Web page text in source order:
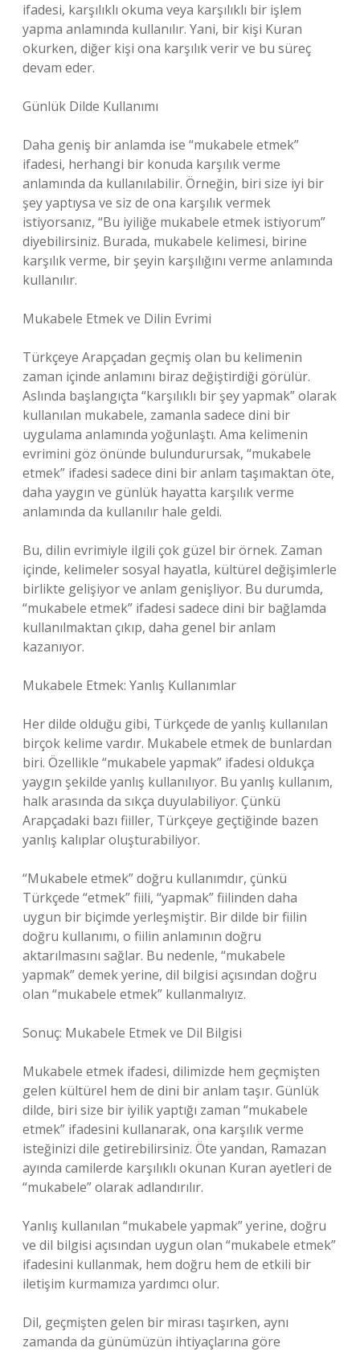
ifadesi, karşılıklı okuma veya karşılıklı bir işlem
yapma anlamında kullanılır. Yani, bir kişi Kuran
okurken, diğer kişi ona karşılık verir ve bu süreç
devam eder.
Günlük Dilde Kullanımı
Daha geniş bir anlamda ise “mukabele etmek”
ifadesi, herhangi bir konuda karşılık verme
anlamında da kullanılabilir. Örneğin, biri size iyi bir
şey yaptıysa ve siz de ona karşılık vermek
istiyorsanız, “Bu iyiliğe mukabele etmek istiyorum”
diyebilirsiniz. Burada, mukabele kelimesi, birine
karşılık verme, bir şeyin karşılığını verme anlamında
kullanılır.
Mukabele Etmek ve Dilin Evrimi
Türkçeye Arapçadan geçmiş olan bu kelimenin
zaman içinde anlamını biraz değiştirdiği görülür.
Aslında başlangıçta “karşılıklı bir şey yapmak” olarak
kullanılan mukabele, zamanla sadece dini bir
uygulama anlamında yoğunlaştı. Ama kelimenin
evrimini göz önünde bulundurursak, “mukabele
etmek” ifadesi sadece dini bir anlam taşımaktan öte,
daha yaygın ve günlük hayatta karşılık verme
anlamında da kullanılır hale geldi.
Bu, dilin evrimiyle ilgili çok güzel bir örnek. Zaman
içinde, kelimeler sosyal hayatla, kültürel değişimlerle
birlikte gelişiyor ve anlam genişliyor. Bu durumda,
“mukabele etmek” ifadesi sadece dini bir bağlamda
kullanılmaktan çıkıp, daha genel bir anlam
kazanıyor.
Mukabele Etmek: Yanlış Kullanımlar
Her dilde olduğu gibi, Türkçede de yanlış kullanılan
birçok kelime vardır. Mukabele etmek de bunlardan
biri. Özellikle “mukabele yapmak” ifadesi oldukça
yaygın şekilde yanlış kullanılıyor. Bu yanlış kullanım,
halk arasında da sıkça duyulabiliyor. Çünkü
Arapçadaki bazı fiiller, Türkçeye geçtiğinde bazen
yanlış kalıplar oluşturabiliyor.
“Mukabele etmek” doğru kullanımdır, çünkü
Türkçede “etmek” fiili, “yapmak” fiilinden daha
uygun bir biçimde yerleşmiştir. Bir dilde bir fiilin
doğru kullanımı, o fiilin anlamının doğru
aktarılmasını sağlar. Bu nedenle, “mukabele
yapmak” demek yerine, dil bilgisi açısından doğru
olan “mukabele etmek” kullanmalıyız.
Sonuç: Mukabele Etmek ve Dil Bilgisi
Mukabele etmek ifadesi, dilimizde hem geçmişten
gelen kültürel hem de dini bir anlam taşır. Günlük
dilde, biri size bir iyilik yaptığı zaman “mukabele
etmek” ifadesini kullanarak, ona karşılık verme
isteğinizi dile getirebilirsiniz. Öte yandan, Ramazan
ayında camilerde karşılıklı okunan Kuran ayetleri de
“mukabele” olarak adlandırılır.
Yanlış kullanılan “mukabele yapmak” yerine, doğru
ve dil bilgisi açısından uygun olan “mukabele etmek”
ifadesini kullanmak, hem doğru hem de etkili bir
iletişim kurmamıza yardımcı olur.
Dil, geçmişten gelen bir mirası taşırken, aynı
zamanda da günümüzün ihtiyaçlarına göre